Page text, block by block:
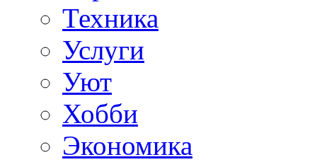
Техника
Услуги
Уют
Хобби
Экономика